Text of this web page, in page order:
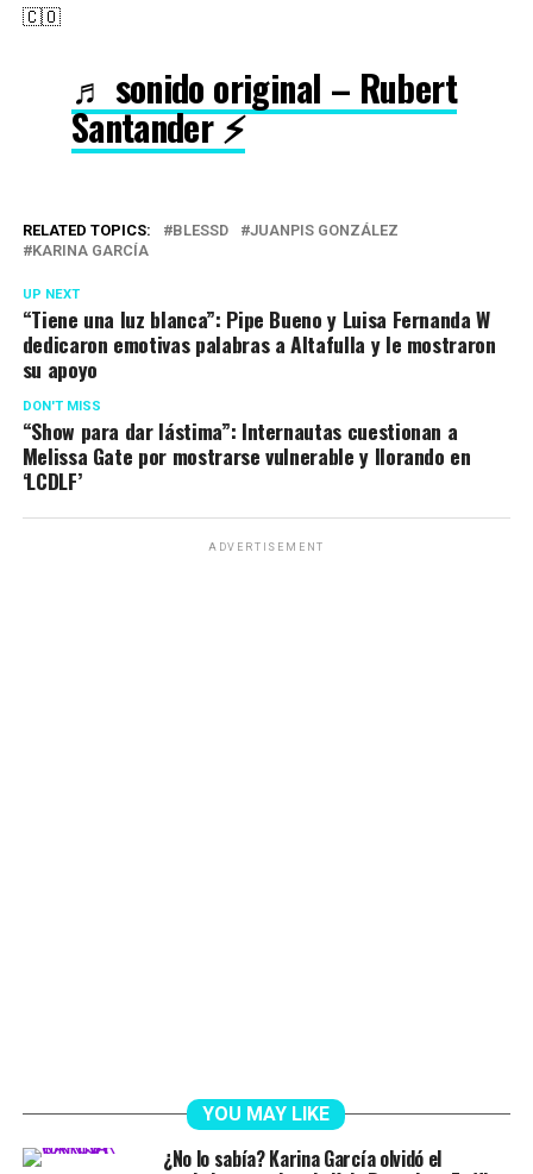
🇨🇴
♬ sonido original – Rubert
Santander ⚡️
RELATED TOPICS: BLESSD
JUANPIS GONZÁLEZ
KARINA GARCÍA
UP NEXT
“Tiene una luz blanca”: Pipe Bueno y Luisa Fernanda W
dedicaron emotivas palabras a Altafulla y le mostraron
su apoyo
DON'T MISS
“Show para dar lástima”: Internautas cuestionan a
Melissa Gate por mostrarse vulnerable y llorando en
‘LCDLF’
ADVERTISEMENT
YOU MAY LIKE
¿No lo sabía? Karina García olvidó el